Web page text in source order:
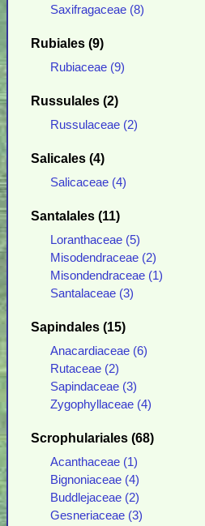
Saxifragaceae (8)
Rubiales (9)
Rubiaceae (9)
Russulales (2)
Russulaceae (2)
Salicales (4)
Salicaceae (4)
Santalales (11)
Loranthaceae (5)
Misodendraceae (2)
Misondendraceae (1)
Santalaceae (3)
Sapindales (15)
Anacardiaceae (6)
Rutaceae (2)
Sapindaceae (3)
Zygophyllaceae (4)
Scrophulariales (68)
Acanthaceae (1)
Bignoniaceae (4)
Buddlejaceae (2)
Gesneriaceae (3)